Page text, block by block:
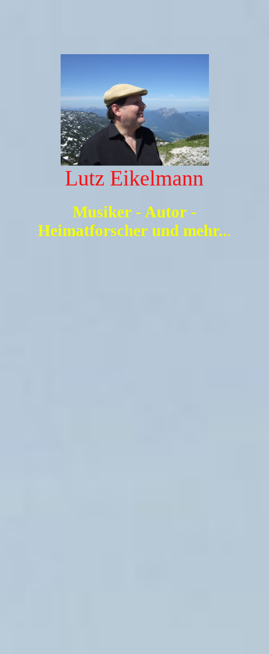
Lutz Eikelmann
Musiker - Autor -
Heimatforscher und mehr...